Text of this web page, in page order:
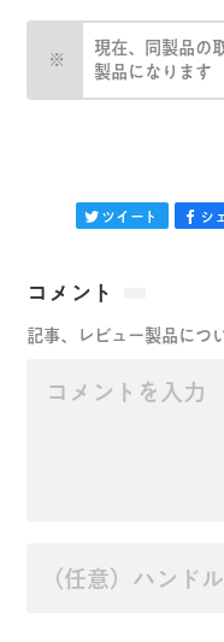
現在、同製品の
製品になります
ツイート シ
コメント
記事、レビュー製品につ